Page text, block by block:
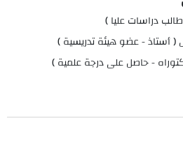
دراسات عليا )
- عضو هيئة تدريسية )
- حاصل على درجة علمية )